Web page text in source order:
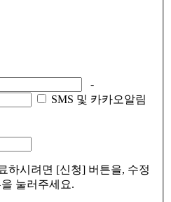
-
SMS 및 카카오알림
하시려면 [신청] 버튼을, 수정
눌러주세요.